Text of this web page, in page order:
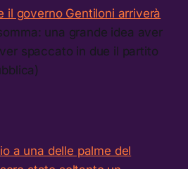
il governo Gentiloni arriverà
una grande idea aver
spaccato in due il partito
a una delle palme del